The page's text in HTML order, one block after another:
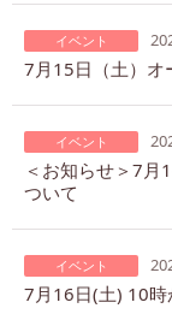
イベント
7月15日（土）オ
イベント
＜お知らせ＞7月
ついて
イベント
7月16日(土) 10時